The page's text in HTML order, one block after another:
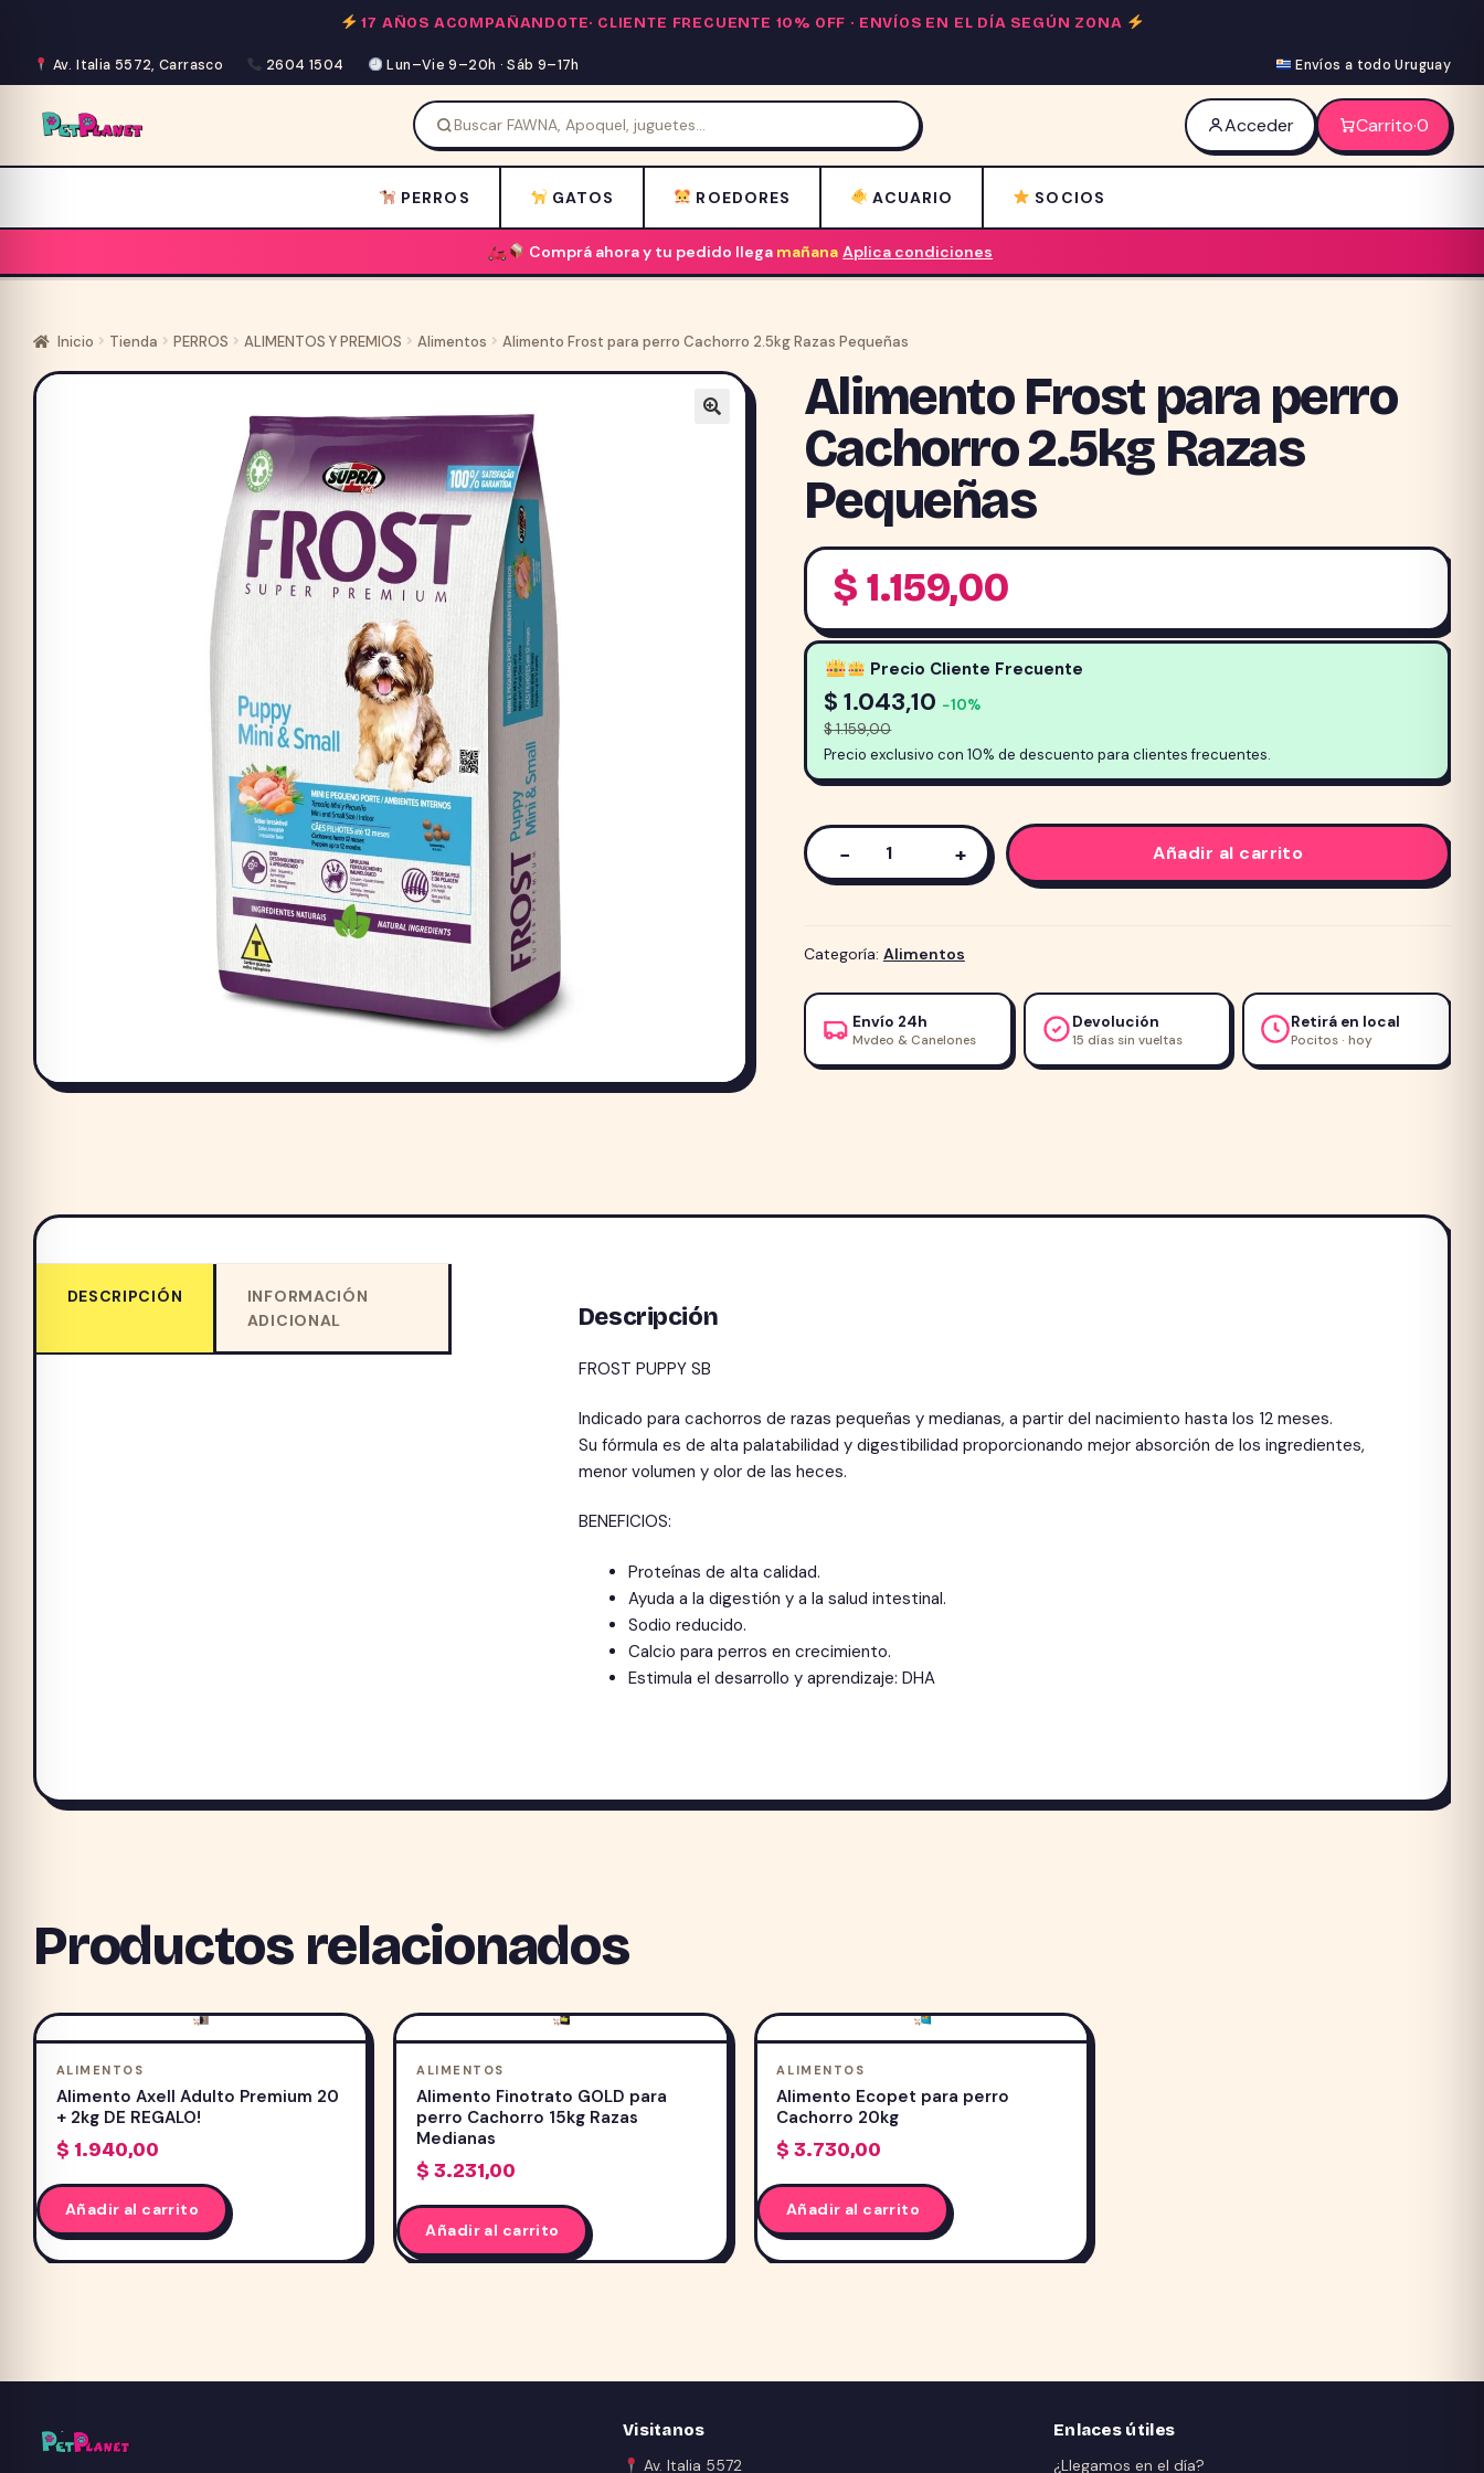
contenido
17 AÑOS ACOMPAÑANDOTE· CLIENTE FRECUENTE 10% OFF · ENVÍOS EN EL DÍA SEGÚN ZONA
Av. Italia 5572, Carrasco 2604 1504 Lun–Vie 9–20h · Sáb 9–17h Envíos a todo Uruguay
Acceder Carrito·0
PERROS GATOS ROEDORES ACUARIO SOCIOS
Comprá ahora y tu pedido llega mañana Aplica condiciones
Inicio Tienda PERROS ALIMENTOS Y PREMIOS Alimentos Alimento Frost para perro Cachorro 2.5kg Razas Pequeñas
Alimento Frost para perro
Cachorro 2.5kg Razas
Pequeñas
$ 1.159,00
Precio Cliente Frecuente
$ 1.043,10 −10%
$1.159,00
Precio exclusivo con 10% de descuento para clientes frecuentes.
Alimento
Frost
perro
2.5kg
Razas
Pequeñas
− + Añadir al carrito
Categoría: Alimentos
Envío 24h
Mvdeo & Canelones
Devolución
15 días sin vueltas
Retirá en local
Pocitos · hoy
DESCRIPCIÓN
INFORMACIÓN
ADICIONAL
Descripción
FROST PUPPY SB
Indicado para cachorros de razas pequeñas y medianas, a partir del nacimiento hasta los 12 meses.
Su fórmula es de alta palatabilidad y digestibilidad proporcionando mejor absorción de los ingredientes,
menor volumen y olor de las heces.
BENEFICIOS:
Proteínas de alta calidad.
Ayuda a la digestión y a la salud intestinal.
Sodio reducido.
Calcio para perros en crecimiento.
Estimula el desarrollo y aprendizaje: DHA
Productos relacionados
ALIMENTOS
Alimento Axell Adulto Premium 20
+ 2kg DE REGALO!
$ 1.940,00
Añadir al carrito
ALIMENTOS
Alimento Finotrato GOLD para
perro Cachorro 15kg Razas
Medianas
$ 3.231,00
Añadir al carrito
ALIMENTOS
Alimento Ecopet para perro
Cachorro 20kg
$ 3.730,00
Añadir al carrito
Visitanos
Av. Italia 5572
Enlaces útiles
¿Llegamos en el día?